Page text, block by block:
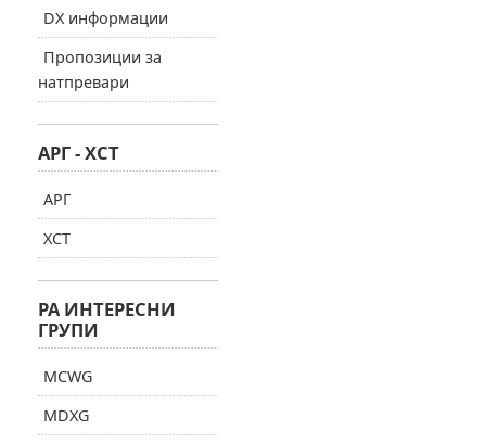
DX информации
Пропозиции за
натпревари
АРГ - ХСТ
АРГ
ХСТ
РА ИНТЕРЕСНИ
ГРУПИ
MCWG
MDXG